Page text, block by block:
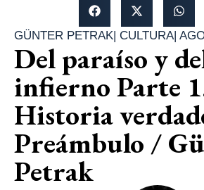
GÜNTER PETRAK| CULTURA|
Del paraíso y
infierno Parte
Historia
Preámbulo /
Petrak